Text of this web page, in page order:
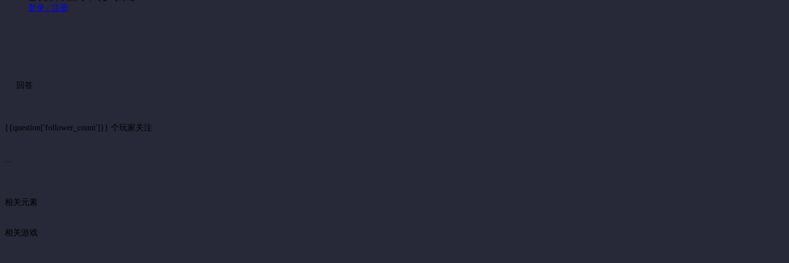
登录 / 注册
回答
{{question['follower_count']}} 个玩家关注
相关元素
相关游戏